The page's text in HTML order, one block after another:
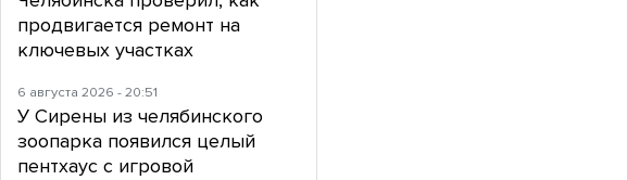
продвигается ремонт на
ключевых участках
6 августа 2026 - 20:51
У Сирены из челябинского
зоопарка появился целый
пентхаус с игровой